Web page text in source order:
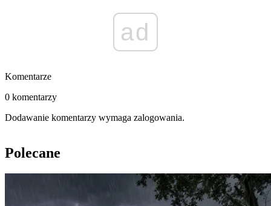
ad
Komentarze
0 komentarzy
Dodawanie komentarzy wymaga zalogowania.
Polecane